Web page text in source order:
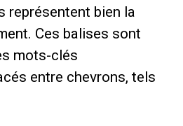
représentent bien la
Ces balises sont
mots-clés
entre chevrons, tels